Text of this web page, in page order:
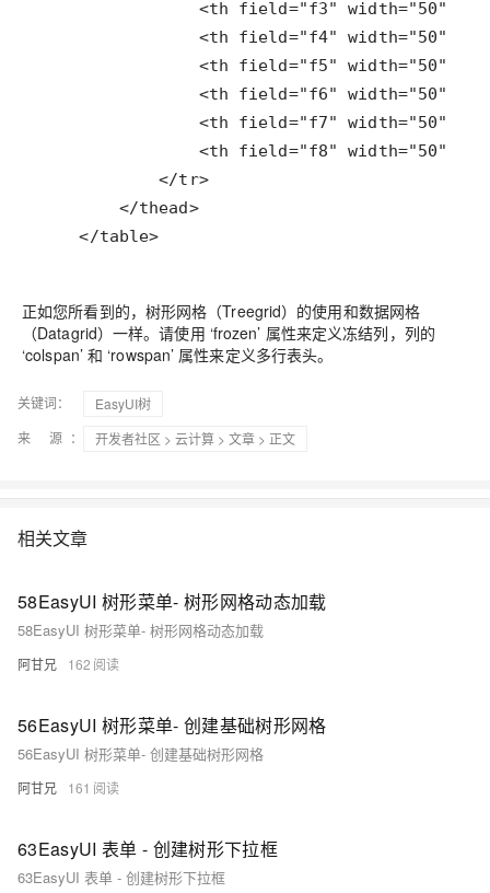
            </tr>
        </thead>
    </table>
正如您所看到的，树形网格（Treegrid）的使用和数据网格
（Datagrid）一样。请使用 ‘frozen’ 属性来定义冻结列，列的
‘colspan’ 和 ‘rowspan’ 属性来定义多行表头。
关键词：
EasyUI树
来 源：
开发者社区 > 云计算 > 文章 > 正文
相关文章
58EasyUI 树形菜单- 树形网格动态加载
58EasyUI 树形菜单- 树形网格动态加载
阿甘兄 162
56EasyUI 树形菜单- 创建基础树形网格
56EasyUI 树形菜单- 创建基础树形网格
阿甘兄 161
63EasyUI 表单 - 创建树形下拉框
63EasyUI 表单 - 创建树形下拉框